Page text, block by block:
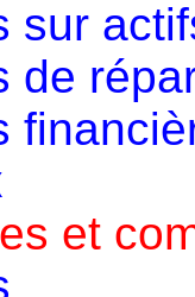
sur
de
et